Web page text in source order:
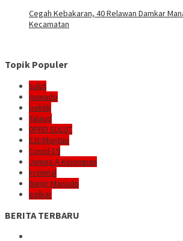
Cegah Kebakaran, 40 Relawan Damkar
Kecamatan
Topik Populer
sulut
manado
politik
Talaud
DPRD SULUT
E2L-Mantap
Covid-19
James A Kojongian
kriminal
Banjir Manado
golkar
BERITA TERBARU